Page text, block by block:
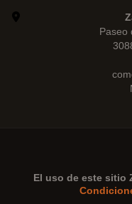
Paseo
El uso de este sitio